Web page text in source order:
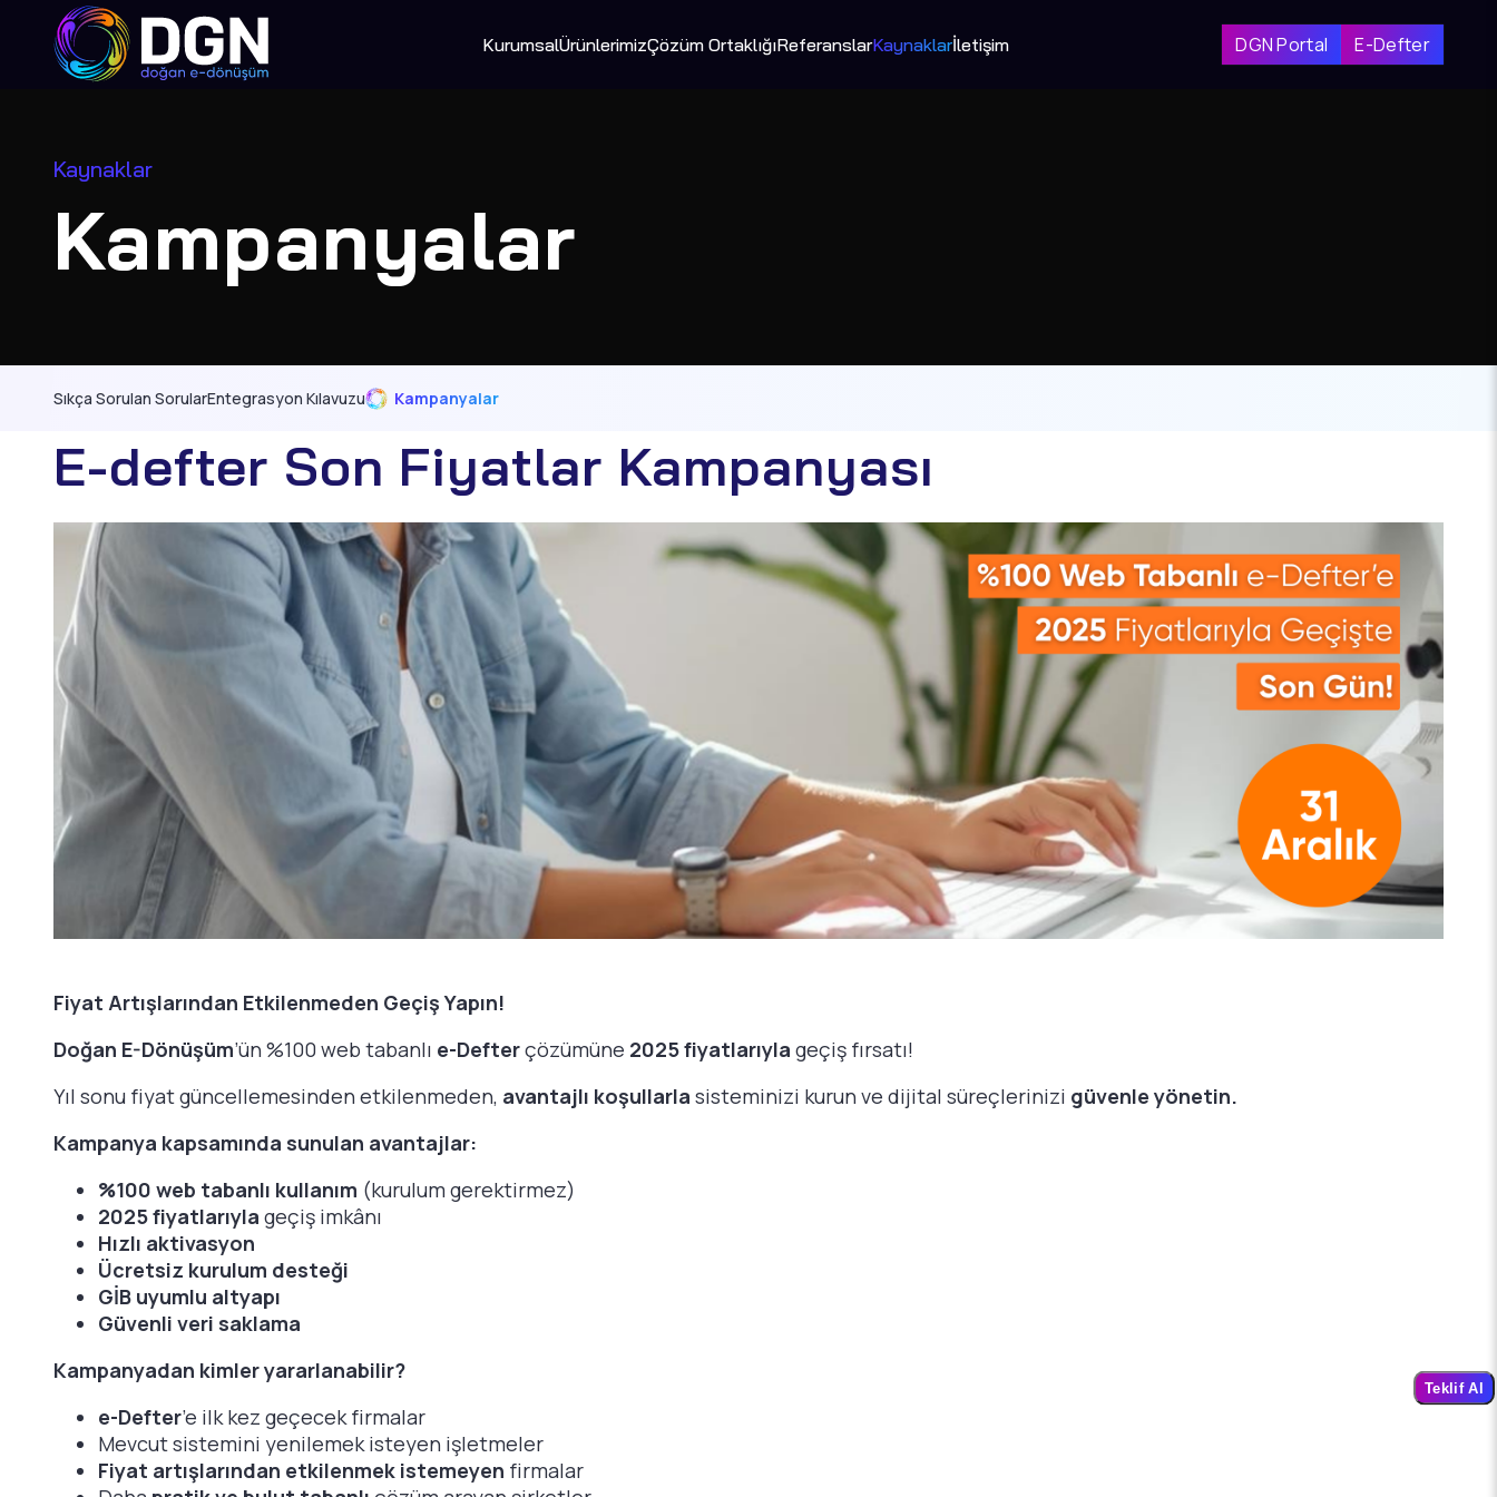
KurumsalÜrünlerimizÇözüm OrtaklığıReferanslarKaynaklarİletişim DGN Portal E-Defter
Kaynaklar
Kampanyalar
Sıkça Sorulan SorularEntegrasyon Kılavuzu Kampanyalar
E-defter Son Fiyatlar Kampanyası
Fiyat Artışlarından Etkilenmeden Geçiş Yapın!
Doğan E-Dönüşüm’ün %100 web tabanlı e-Defterçözümüne 2025 fiyatlarıyla geçiş fırsatı!
Yıl sonu fiyat güncellemesinden etkilenmeden, avantajlı koşullarla sisteminizi kurun ve dijital süreçlerinizi güvenle yönetin.
Kampanya kapsamında sunulan avantajlar:
%100 web tabanlı kullanım (kurulum gerektirmez)
2025 fiyatlarıyla geçiş imkânı
Hızlı aktivasyon
Ücretsiz kurulum desteği
GİB uyumlu altyapı
Güvenli veri saklama
Kampanyadan kimler yararlanabilir?
e-Defter’e ilk kez geçecek firmalar
Mevcut sistemini yenilemek isteyen işletmeler
Fiyat artışlarından etkilenmek istemeyen firmalar
Teklif Al